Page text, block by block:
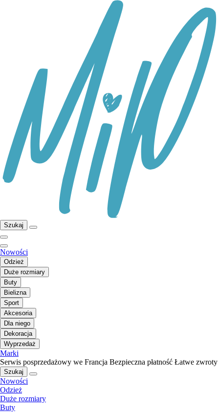
Szukaj
Nowości
Odzież
Duże rozmiary
Buty
Bielizna
Sport
Akcesoria
Dla niego
Dekoracja
Wyprzedaż
Marki
Serwis posprzedażowy we Francja Bezpieczna płatność Łatwe zwroty
Szukaj
Nowości
Odzież
Duże rozmiary
Buty